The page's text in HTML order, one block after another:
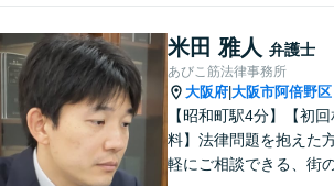
米田 雅人 弁護士
あびこ筋法律事務所
大阪府 大阪市阿倍野区
【昭和町駅4分】【初
料】法律問題を抱えた
軽にご相談できる、街の